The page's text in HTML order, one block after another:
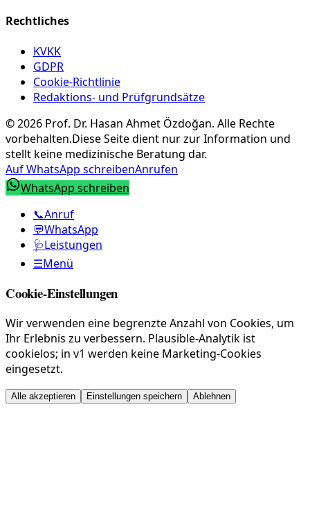
Rechtliches
KVKK
GDPR
Cookie-Richtlinie
Redaktions- und Prüfgrundsätze
©2026 Prof. Dr. Hasan Ahmet Özdoğan. Alle Rechte
vorbehalten.Diese Seite dient nur zur Information und
stellt keine medizinische Beratung dar.
Auf WhatsApp schreibenAnrufen
WhatsApp schreiben
📞Anruf
💬WhatsApp
🩺Leistungen
☰Menü
Cookie-Einstellungen
Wir verwenden eine begrenzte Anzahl von Cookies, um
Ihr Erlebnis zu verbessern. Plausible-Analytik ist
cookielos; in v1 werden keine Marketing-Cookies
eingesetzt.
Alle akzeptieren Einstellungen speichern Ablehnen